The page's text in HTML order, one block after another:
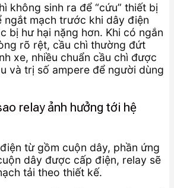
không sinh ra để “cứu” thiết bị
ngắt mạch trước khi dây điện
bị hư hại nặng hơn. Khi có ngắn
rõ rệt, cầu chì thường đứt
xe, nhiều chuẩn cầu chì được
và trị số ampere để người dùng
relay ảnh hưởng tới hệ
từ gồm cuộn dây, phần ứng
dây được cấp điện, relay sẽ
tải theo thiết kế.